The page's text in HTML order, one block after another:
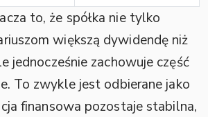
to, że spółka nie tylko
większą dywidendę niż
jednocześnie zachowuje część
To zwykle jest odbierane jako
finansowa pozostaje stabilna,